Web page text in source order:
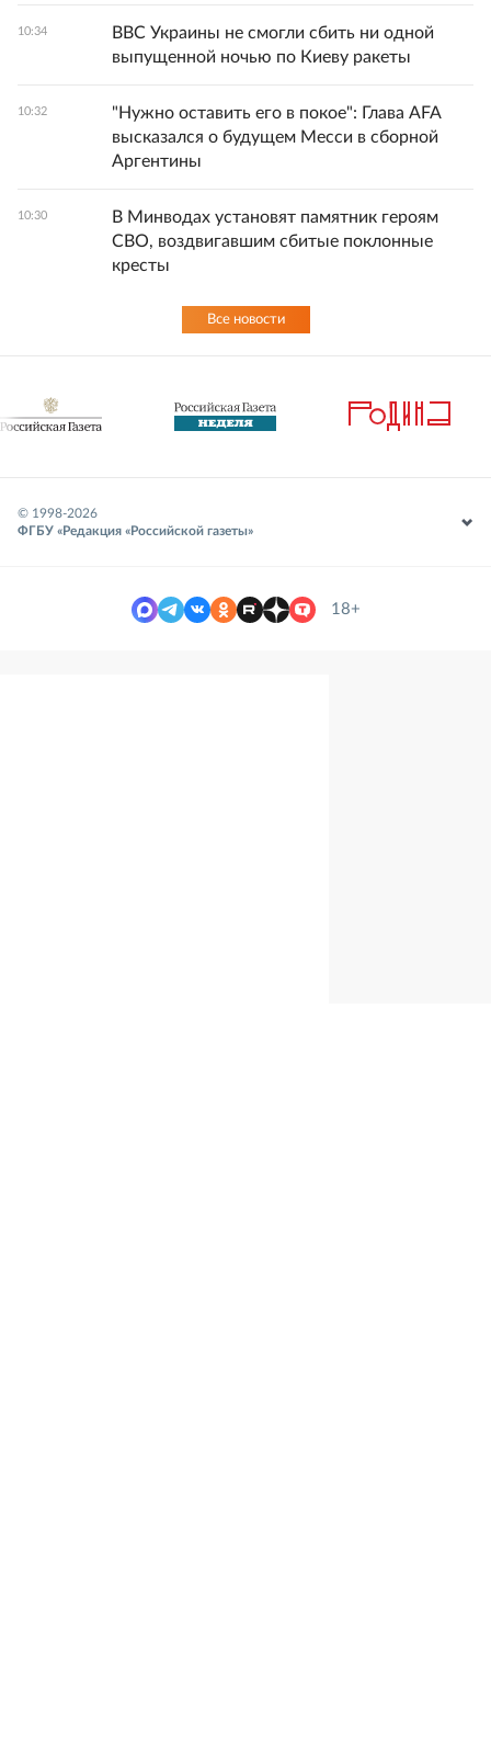
10:34
ВВС Украины не смогли сбить ни одной
выпущенной ночью по Киеву ракеты
10:32
"Нужно оставить его в покое": Глава AFA
высказался о будущем Месси в сборной
Аргентины
10:30
В Минводах установят памятник героям
СВО, воздвигавшим сбитые поклонные
кресты
Все новости
© 1998-2026
ФГБУ «Редакция «Российской газеты»
18+